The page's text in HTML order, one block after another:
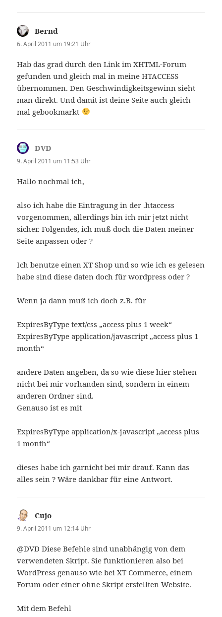
Bernd
6. April 2011 um 19:21 Uhr
Hab das grad durch den Link im XHTML-Forum
gefunden und gleich mal in meine HTACCESS
übernommen. Den Geschwindigkeitsgewinn sieht
man direkt. Und damit ist deine Seite auch gleich
mal gebookmarkt
DVD
9. April 2011 um 11:53 Uhr
Hallo nochmal ich,
also ich habe die Eintragung in der .htaccess
vorgenommen, allerdings bin ich mir jetzt nicht
sicher. Folgendes, ich muß doch die Daten meiner
Seite anpassen oder ?
Ich benutze einen XT Shop und so wie ich es gelesen
habe sind diese daten doch für wordpress oder ?
Wenn ja dann muß ich doch z.B. für
ExpiresByType text/css „access plus 1 week“
ExpiresByType application/javascript „access plus 1
month“
andere Daten angeben, da so wie diese hier stehen
nicht bei mir vorhanden sind, sondern in einem
anderen Ordner sind.
Genauso ist es mit
ExpiresByType application/x-javascript „access plus
1 month“
dieses habe ich garnicht bei mir drauf. Kann das
alles sein ? Wäre dankbar für eine Antwort.
Cujo
9. April 2011 um 12:14 Uhr
@DVD Diese Befehle sind unabhängig von dem
verwendeten Skript. Sie funktionieren also bei
WordPress genauso wie bei XT Commerce, einem
Forum oder einer ohne Skript erstellten Website.
Mit dem Befehl